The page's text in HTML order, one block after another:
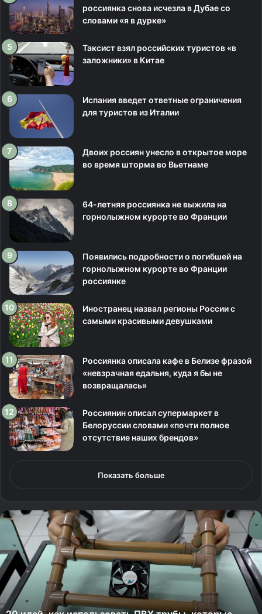
россиянка снова исчезла в Дубае со
словами «я в дурке»
Таксист взял российских туристов «в
заложники» в Китае
Испания введет ответные ограничения
для туристов из Италии
Двоих россиян унесло в открытое море
во время шторма во Вьетнаме
64-летняя россиянка не выжила на
горнолыжном курорте во Франции
Появились подробности о погибшей на
горнолыжном курорте во Франции
россиянке
Иностранец назвал регионы России с
самыми красивыми девушками
Россиянка описала кафе в Белизе фразой
«невзрачная едальня, куда я бы не
возвращалась»
Россиянин описал супермаркет в
Белоруссии словами «почти полное
отсутствие наших брендов»
Показать больше
2
д
е
й
к